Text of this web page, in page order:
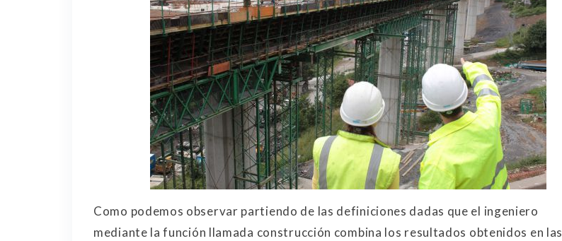
Como podemos observar partiendo de las definiciones dadas que el ingeniero
mediante la función llamada construcción combina los resultados obtenidos en las